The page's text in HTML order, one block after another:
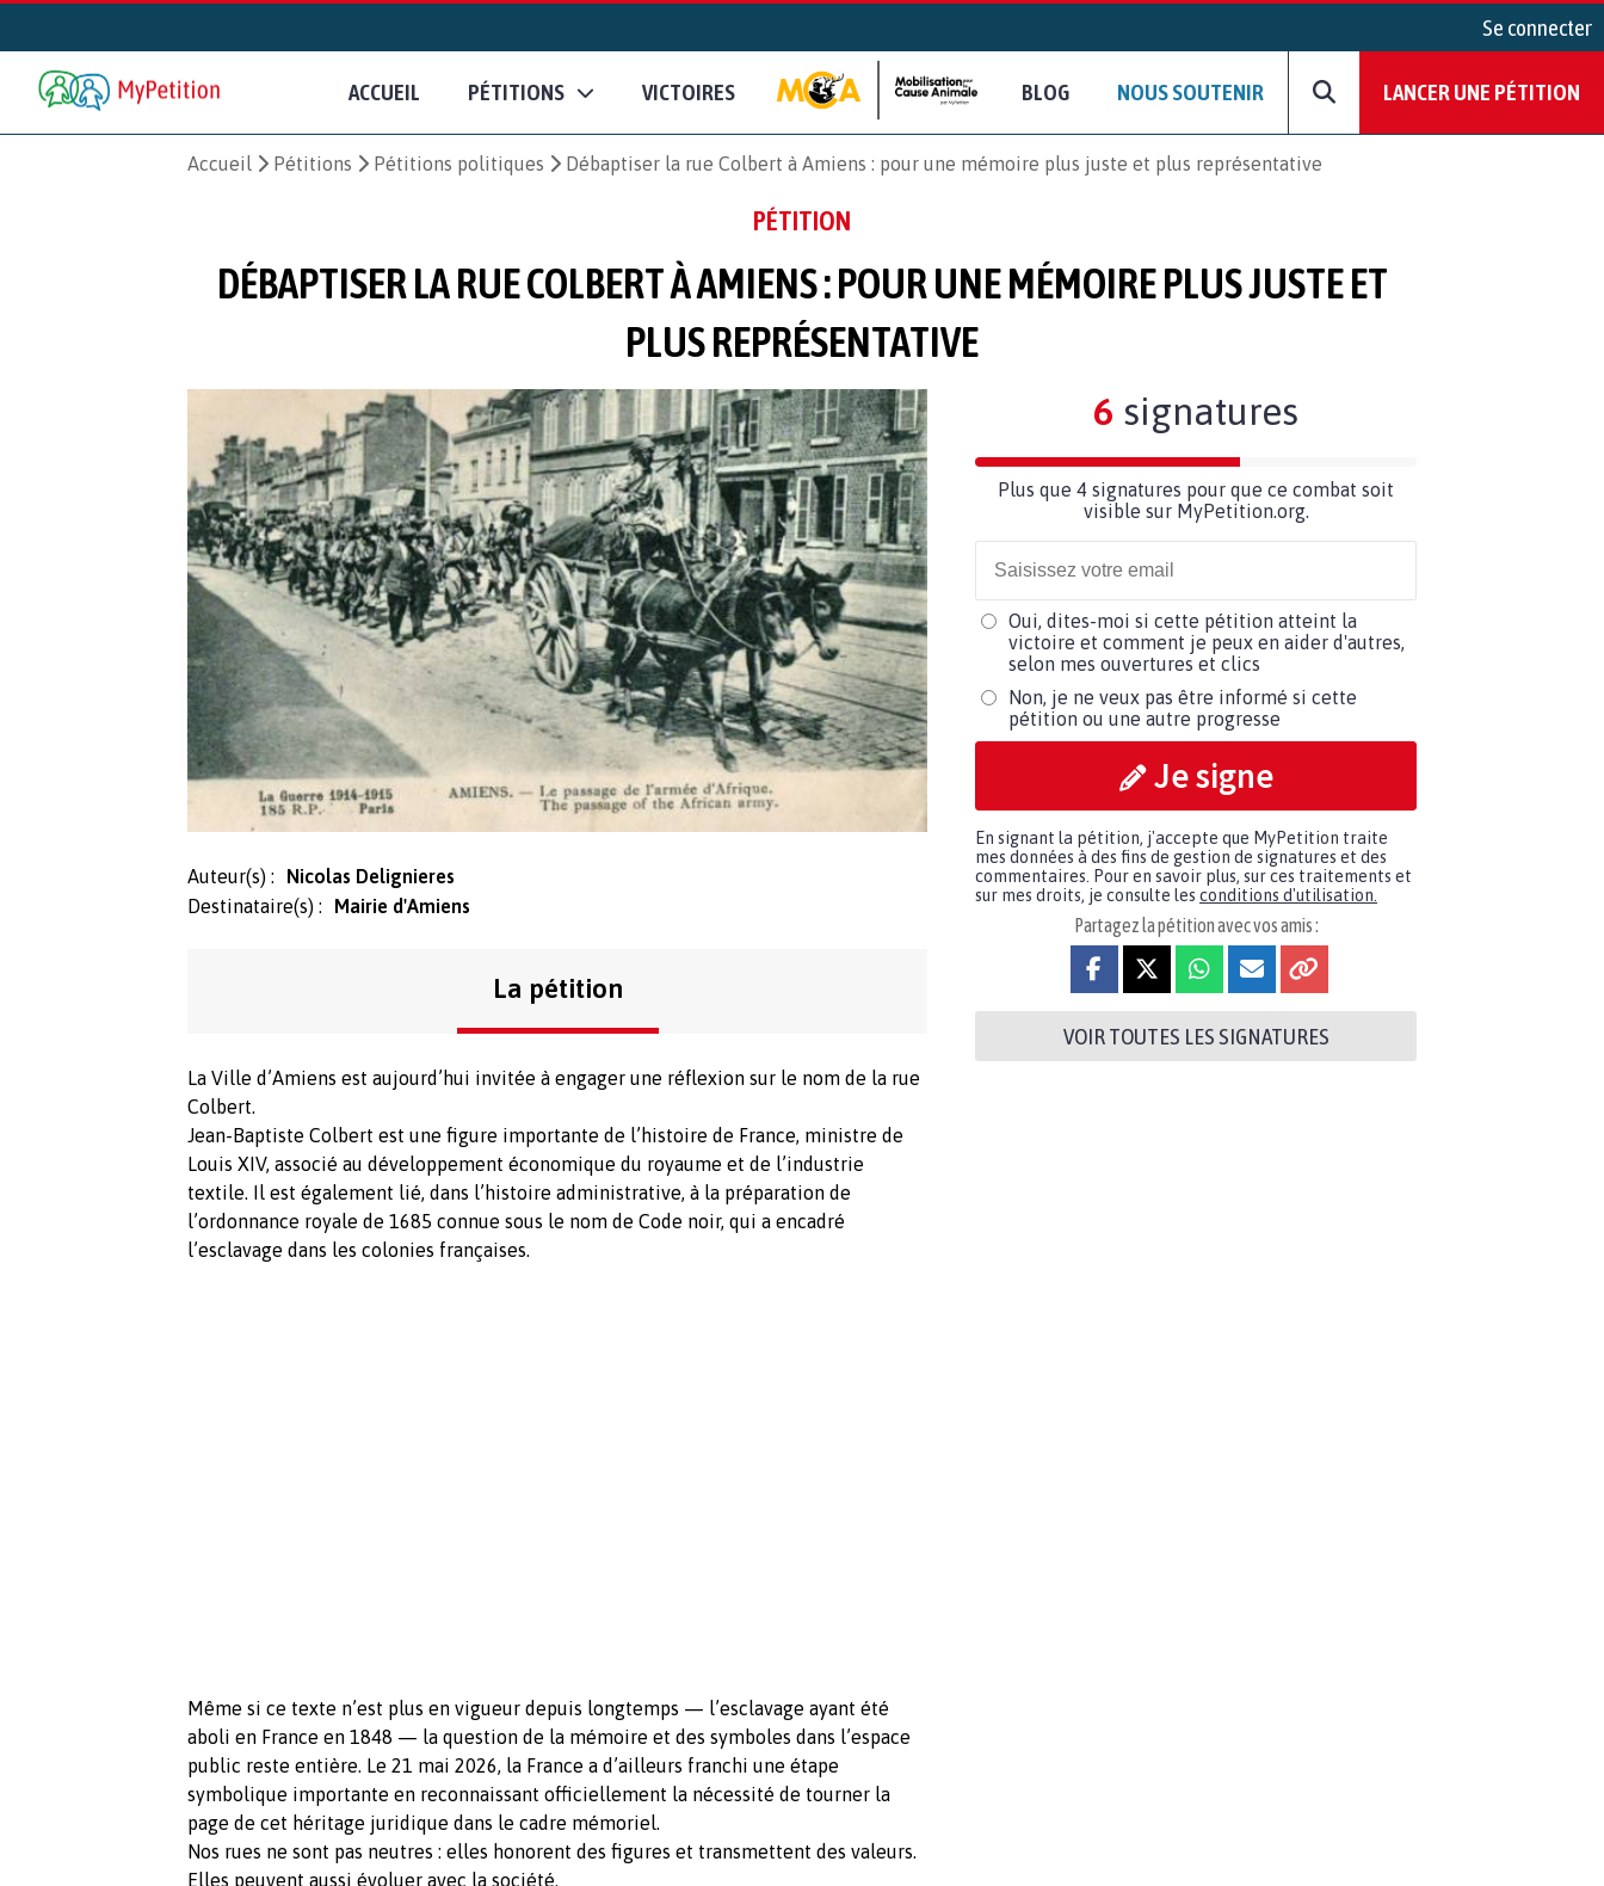
Se connecter
ACCUEIL PÉTITIONS VICTOIRES BLOG NOUS SOUTENIR LANCER UNE PÉTITION
Accueil Pétitions Pétitions politiques Débaptiser la rue Colbert à Amiens : pour une mémoire plus juste et plus représentative
PÉTITION
DÉBAPTISER LA RUE COLBERT À AMIENS : POUR UNE MÉMOIRE PLUS JUSTE ET
PLUS REPRÉSENTATIVE
Auteur(s) :
Nicolas Delignieres
Destinataire(s) :
Mairie d'Amiens
La pétition
La Ville d’Amiens est aujourd’hui invitée à engager une réflexion sur le nom de la rue
Colbert.
Jean-Baptiste Colbert est une figure importante de l’histoire de France, ministre de
Louis XIV, associé au développement économique du royaume et de l’industrie
textile. Il est également lié, dans l’histoire administrative, à la préparation de
l’ordonnance royale de 1685 connue sous le nom de Code noir, qui a encadré
l’esclavage dans les colonies françaises.
Même si ce texte n’est plus en vigueur depuis longtemps — l’esclavage ayant été
aboli en France en 1848 — la question de la mémoire et des symboles dans l’espace
public reste entière. Le 21 mai 2026, la France a d’ailleurs franchi une étape
symbolique importante en reconnaissant officiellement la nécessité de tourner la
page de cet héritage juridique dans le cadre mémoriel.
Nos rues ne sont pas neutres : elles honorent des figures et transmettent des valeurs.
Elles peuvent aussi évoluer avec la société.
6 signatures
Plus que 4 signatures pour que ce combat soit
visible sur MyPetition.org.
Oui, dites-moi si cette pétition atteint la
victoire et comment je peux en aider d'autres,
selon mes ouvertures et clics
Non, je ne veux pas être informé si cette
pétition ou une autre progresse
Je signe
En signant la pétition, j'accepte que MyPetition traite
mes données à des fins de gestion de signatures et des
commentaires. Pour en savoir plus, sur ces traitements et
sur mes droits, je consulte les conditions d'utilisation.
Partagez la pétition avec vos amis :
VOIR TOUTES LES SIGNATURES